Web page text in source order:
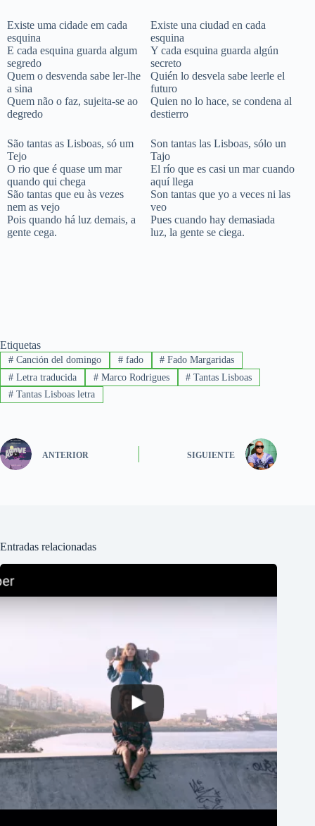
Existe uma cidade em cada
esquina
E cada esquina guarda algum
segredo
Quem o desvenda sabe ler-lhe
a sina
Quem não o faz, sujeita-se ao
degredo
São tantas as Lisboas, só um
Tejo
O rio que é quase um mar
quando qui chega
São tantas que eu às vezes
nem as vejo
Pois quando há luz demais, a
gente cega.
Existe una ciudad en cada
esquina
Y cada esquina guarda algún
secreto
Quién lo desvela sabe leerle el
futuro
Quien no lo hace, se condena al
destierro
Son tantas las Lisboas, sólo un
Tajo
El río que es casi un mar cuando
aquí llega
Son tantas que yo a veces ni las
veo
Pues cuando hay demasiada
luz, la gente se ciega.
Etiquetas
#Canción del domingo #fado # Fado Margaridas
#Letra traducida #Marco Rodrigues # Tantas Lisboas
#Tantas Lisboas letra
ANTERIOR SIGUIENTE
Entradas relacionadas